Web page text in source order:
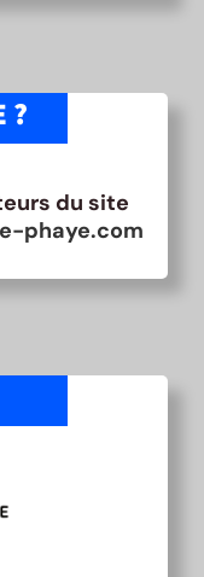
?
du site
phaye.com